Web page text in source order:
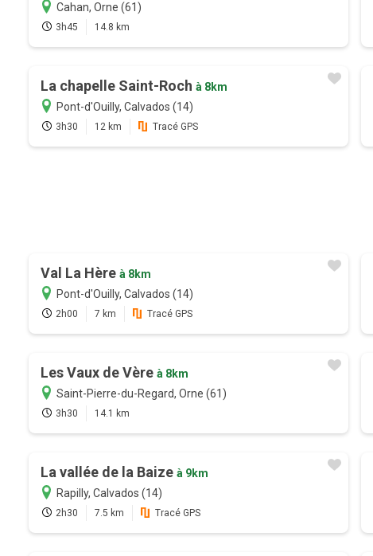
Cahan, Orne (61)
3h45 14.8 km
La chapelle Saint-Roch à 8km
Pont-d'Ouilly, Calvados (14)
3h30 12 km Tracé GPS
Val La Hère à 8km
Pont-d'Ouilly, Calvados (14)
2h00 7 km Tracé GPS
Les Vaux de Vère à 8km
Saint-Pierre-du-Regard, Orne (61)
3h30 14.1 km
La vallée de la Baize à 9km
Rapilly, Calvados (14)
2h30 7.5 km Tracé GPS